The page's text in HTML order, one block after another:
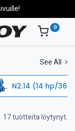
0
See All
N2.14 (14 hp/
17 tuotteita löytynyt.